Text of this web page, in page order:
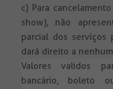
c) Para
show), não
parcial dos serviços
dará direito a
Valores validos
bancário, boleto